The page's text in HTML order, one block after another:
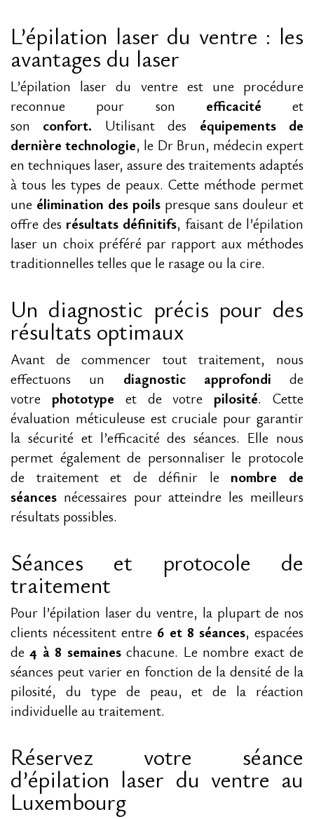
L’épilation laser du ventre : les
avantages du laser
L’épilation laser du ventre est une procédure
reconnue pour son efficacité et
son confort. Utilisant des équipements de
dernière technologie, le Dr Brun, médecin expert
en techniques laser, assure des traitements adaptés
à tous les types de peaux. Cette méthode permet
une élimination des poils presque sans douleur et
offre des résultats définitifs, faisant de l’épilation
laser un choix préféré par rapport aux méthodes
traditionnelles telles que le rasage ou la cire.
Un diagnostic précis pour des
résultats optimaux
Avant de commencer tout traitement, nous
effectuons un diagnostic approfondi de
votre phototype et de votre pilosité. Cette
évaluation méticuleuse est cruciale pour garantir
la sécurité et l’efficacité des séances. Elle nous
permet également de personnaliser le protocole
de traitement et de définir le nombre de
séances nécessaires pour atteindre les meilleurs
résultats possibles.
Séances et protocole de
traitement
Pour l’épilation laser du ventre, la plupart de nos
clients nécessitent entre 6 et 8 séances, espacées
de4 à 8 semaineschacune. Le nombre exact de
séances peut varier en fonction de la densité de la
pilosité, du type de peau, et de la réaction
individuelle au traitement.
Réservez votre séance
d’épilation laser du ventre au
Luxembourg